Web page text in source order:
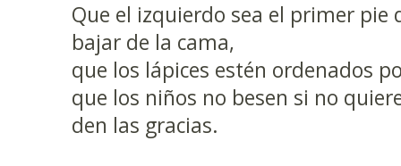
Que el izquierdo sea el primer pie
bajar de la cama,
que los lápices estén ordenados
que los niños no besen si no
den las gracias.